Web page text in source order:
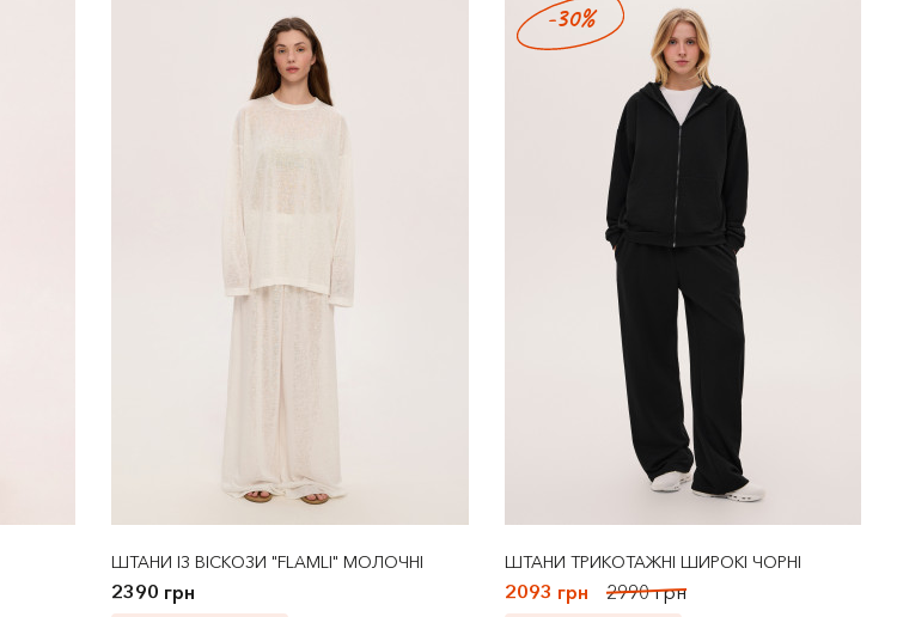
ШТАНИ ІЗ ВІСКОЗИ "FLAMLI" МОЛОЧНІ
2390 грн
ШТАНИ ТРИКОТАЖНІ ШИРОКІ ЧОРНІ
2093 грн 2990 грн
-30%